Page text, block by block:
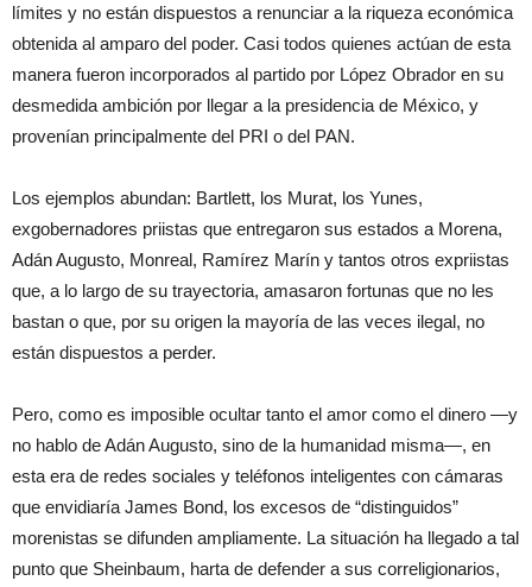
límites y no están dispuestos a renunciar a la riqueza económica
obtenida al amparo del poder. Casi todos quienes actúan de esta
manera fueron incorporados al partido por López Obrador en su
desmedida ambición por llegar a la presidencia de México, y
provenían principalmente del PRI o del PAN.
Los ejemplos abundan: Bartlett, los Murat, los Yunes,
exgobernadores priistas que entregaron sus estados a Morena,
Adán Augusto, Monreal, Ramírez Marín y tantos otros expriistas
que, a lo largo de su trayectoria, amasaron fortunas que no les
bastan o que, por su origen la mayoría de las veces ilegal, no
están dispuestos a perder.
Pero, como es imposible ocultar tanto el amor como el dinero —y
no hablo de Adán Augusto, sino de la humanidad misma—, en
esta era de redes sociales y teléfonos inteligentes con cámaras
que envidiaría James Bond, los excesos de “distinguidos”
morenistas se difunden ampliamente. La situación ha llegado a tal
punto que Sheinbaum, harta de defender a sus correligionarios,